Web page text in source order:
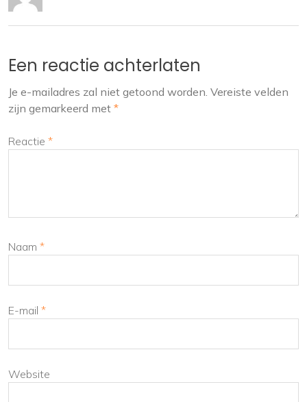
Een reactie achterlaten
Je e-mailadres zal niet getoond worden. Vereiste velden
zijn gemarkeerd met *
Reactie *
Naam *
E-mail *
Website